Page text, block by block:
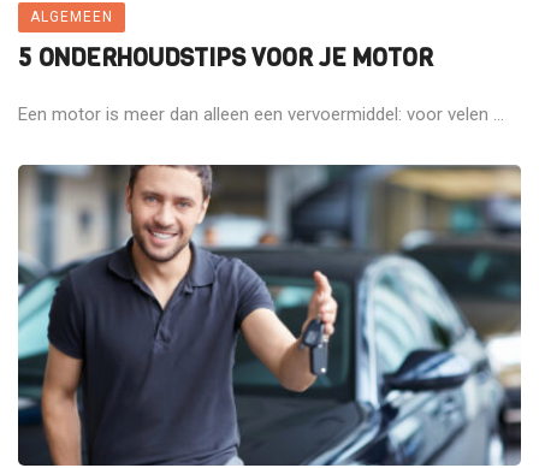
ALGEMEEN
5 ONDERHOUDSTIPS VOOR JE MOTOR
Een motor is meer dan alleen een vervoermiddel: voor velen ...